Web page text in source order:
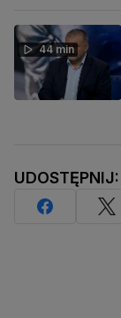
44 min
UDOSTĘPNIJ: